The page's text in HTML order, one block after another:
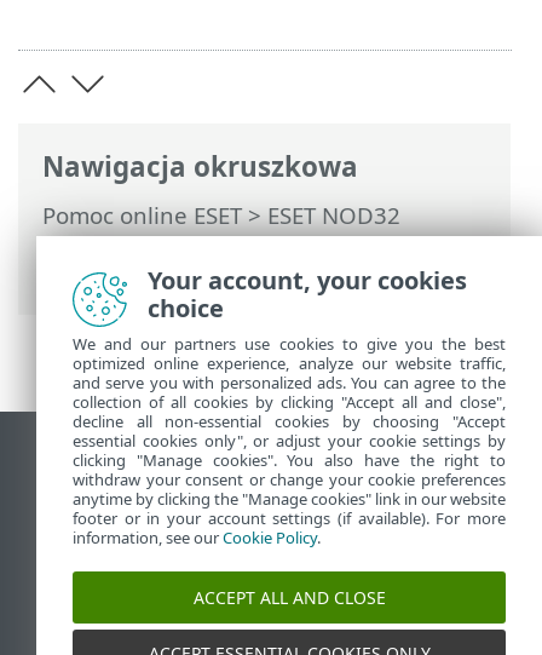
Nawigacja okruszkowa
Pomoc online ESET>ESET NOD32
Antivirus>ESET NOD32 Antivirus>
Wymagania systemowe
Wyświetl witrynę internetową dla
komputerów
End of Life
Baza wiedzy ESET
ESET Status Portal
Pomoc regionalna
Your account, your cookies
choice
We and our partners use cookies to give you the best
optimized online experience, analyze our website traffic,
and serve you with personalized ads. You can agree to the
collection of all cookies by clicking "Accept all and close",
decline all non-essential cookies by choosing "Accept
essential cookies only", or adjust your cookie settings by
clicking "Manage cookies". You also have the right to
withdraw your consent or change your cookie preferences
anytime by clicking the "Manage cookies" link in our website
footer or in your account settings (if available). For more
information, see ourCookie Policy.
ACCEPT ALL AND CLOSE